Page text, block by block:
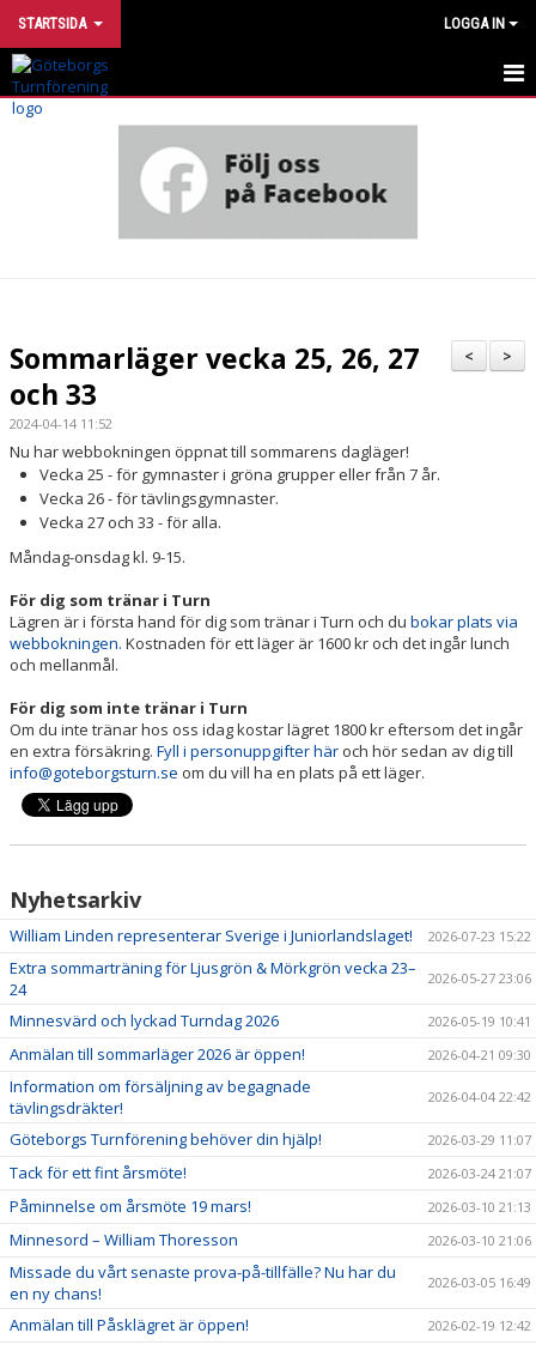
STARTSIDA LOGGA IN
INTRESSEANMÄLAN
UTVECKLINGSMODELL
STÖTTA TURN
FÖR DIG SOM ÄR LEDARE
HALLSCHEMA VT2026
MAJVOLTEN
>
<
Sommarläger vecka 25, 26, 27
och 33
2024-04-14 11:52
Nu har webbokningen öppnat till sommarens dagläger!
Vecka 25 - för gymnaster i gröna grupper eller från 7 år.
Vecka 26 - för tävlingsgymnaster.
Vecka 27 och 33 - för alla.
Måndag-onsdag kl. 9-15.
För dig som tränar i Turn
Lägren är i första hand för dig som tränar i Turn och du bokar plats via
webbokningen. Kostnaden för ett läger är 1600 kr och det ingår lunch
och mellanmål.
För dig som inte tränar i Turn
Om du inte tränar hos oss idag kostar lägret 1800 kr eftersom det ingår
en extra försäkring. Fyll i personuppgifter här och hör sedan av dig till
info@goteborgsturn.se om du vill ha en plats på ett läger.
Nyhetsarkiv
William Linden representerar Sverige i Juniorlandslaget! 2026-07-23 15:22
Extra sommarträning för Ljusgrön & Mörkgrön vecka 23–
24
2026-05-27 23:06
Minnesvärd och lyckad Turndag 2026 2026-05-19 10:41
Anmälan till sommarläger 2026 är öppen! 2026-04-21 09:30
Information om försäljning av begagnade
tävlingsdräkter!
2026-04-04 22:42
Göteborgs Turnförening behöver din hjälp! 2026-03-29 11:07
Tack för ett fint årsmöte! 2026-03-24 21:07
Påminnelse om årsmöte 19 mars! 2026-03-10 21:13
Minnesord – William Thoresson 2026-03-10 21:06
Missade du vårt senaste prova-på-tillfälle? Nu har du
en ny chans!
2026-03-05 16:49
Anmälan till Påsklägret är öppen! 2026-02-19 12:42